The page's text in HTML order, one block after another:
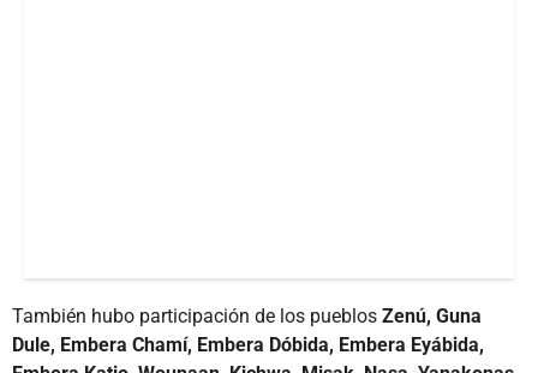
También hubo participación de los pueblos Zenú, Guna
Dule, Embera Chamí, Embera Dóbida, Embera Eyábida,